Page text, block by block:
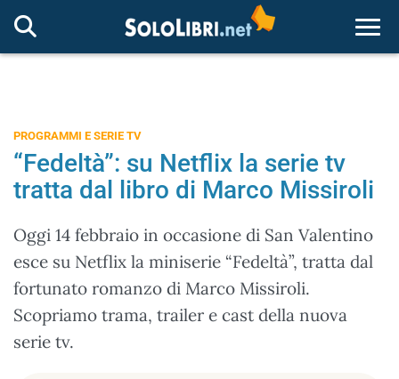
PROGRAMMI E SERIE TV
“Fedeltà”: su Netflix la serie tv
tratta dal libro di Marco Missiroli
Oggi 14 febbraio in occasione di San Valentino
esce su Netflix la miniserie “Fedeltà”, tratta dal
fortunato romanzo di Marco Missiroli.
Scopriamo trama, trailer e cast della nuova
serie tv.